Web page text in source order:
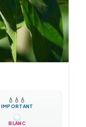
💧 💧 💧
IMPORTANT
BLANC